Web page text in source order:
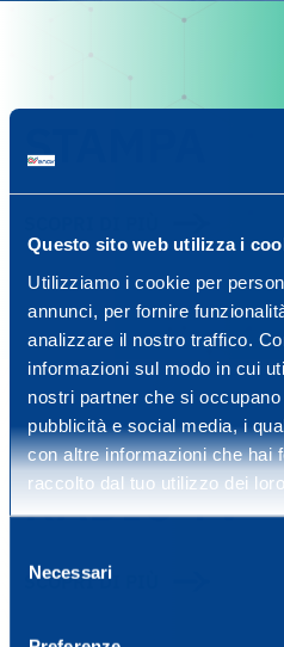
Questo sito web utilizza i
Utilizziamo i cookie per
annunci, per fornire
analizzare il nostro traffico.
informazioni sul modo in cui
nostri partner che si
pubblicità e social media, i
con altre informazioni che hai
raccolto dal tuo utilizzo dei
delNecessari
STAMPA
RADIO TV
SCOPRI DI PIÙ